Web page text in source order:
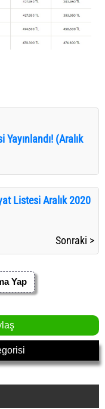
(Aralık
Listesi Aralık 2020
Sonraki >
Yap